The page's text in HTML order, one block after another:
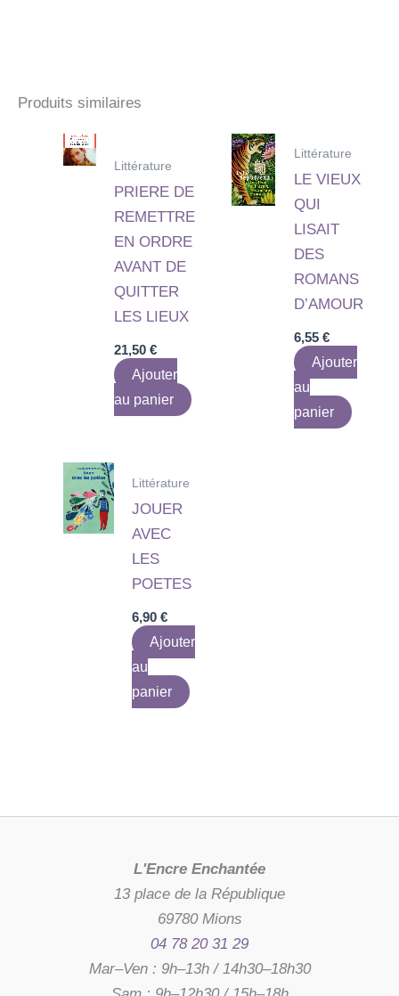
Produits similaires
Littérature
PRIERE DE
REMETTRE
EN ORDRE
AVANT DE
QUITTER
LES LIEUX
21,50€
Ajouter
au panier
Littérature
LE VIEUX
QUI
LISAIT
DES
ROMANS
D’AMOUR
6,55 €
Ajouter
au
panier
Littérature
JOUER
AVEC
LES
POETES
6,90€
Ajouter
au
panier
L'Encre Enchantée
13 place de la République
69780 Mions
04 78 20 31 29
Mar–Ven : 9h–13h / 14h30–18h30